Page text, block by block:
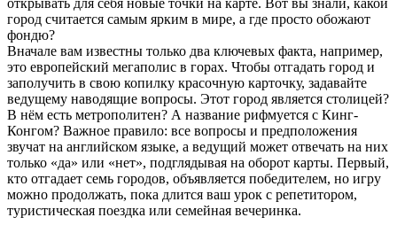
город считается самым ярким в мире, а где просто обожают
фондю?
Вначале вам известны только два ключевых факта, например,
это европейский мегаполис в горах. Чтобы отгадать город и
заполучить в свою копилку красочную карточку, задавайте
ведущему наводящие вопросы. Этот город является столицей?
В нём есть метрополитен? А название рифмуется с Кинг-
Конгом? Важное правило: все вопросы и предположения
звучат на английском языке, а ведущий может отвечать на них
только «да» или «нет», подглядывая на оборот карты. Первый,
кто отгадает семь городов, объявляется победителем, но игру
можно продолжать, пока длится ваш урок с репетитором,
туристическая поездка или семейная вечеринка.